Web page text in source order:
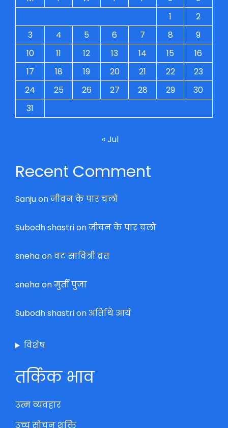
1
2
3
4 5 6 7 8
9
10
11 12 13 14 15
16
17
18 19 20 21 22
23
24
25 26 27 28 29
30
31
« Jul
Recent Comment
Sanjuonजीवन के पार चलो
Subodh shastrionजीवन के पार चलो
snehaonवट सावित्री व्रत
snehaonमुर्ती पुजा
Subodh shastrionअतिथि आये
विशेष
तर्किक भाव
उत्म व्यवहार
उच्च सोचन शक्ति